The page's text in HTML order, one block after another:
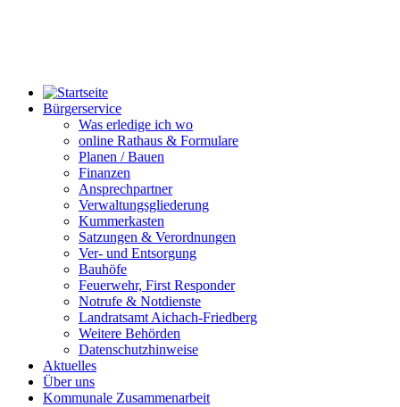
Bürgerservice
Was erledige ich wo
online Rathaus & Formulare
Planen / Bauen
Finanzen
Ansprechpartner
Verwaltungsgliederung
Kummerkasten
Satzungen & Verordnungen
Ver- und Entsorgung
Bauhöfe
Feuerwehr, First Responder
Notrufe & Notdienste
Landratsamt Aichach-Friedberg
Weitere Behörden
Datenschutzhinweise
Aktuelles
Über uns
Kommunale Zusammenarbeit